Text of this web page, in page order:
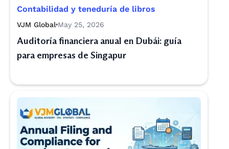
Contabilidad y teneduría de libros
VJM Global May 25, 2026
Auditoría financiera anual en Dubái: guía
para empresas de Singapur